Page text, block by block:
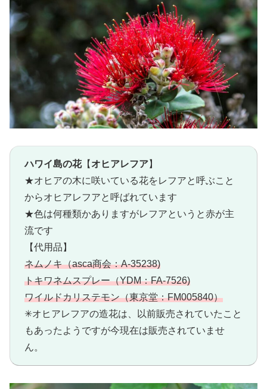
ハワイ島の花【 オヒアレフア】
★オヒアの木に咲いている花をレフアと呼ぶこと
からオヒアレフアと呼ばれています
★色は何種類かありますがレフアというと赤が主
流です
【代用品】
ネムノキ（asca商会：A-35238)
トキワネムスプレー（YDM：FA-7526)
ワイルドカリステモン（東京堂：FM005840）
✳︎オヒアレフアの造花は、以前販売されていたこと
もあったようですが今現在は販売されていませ
ん。